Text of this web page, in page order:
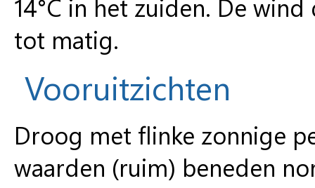
14°C in het zuiden. De
tot matig.
Vooruitzichten
Droog met flinke zonnige
waarden (ruim) beneden